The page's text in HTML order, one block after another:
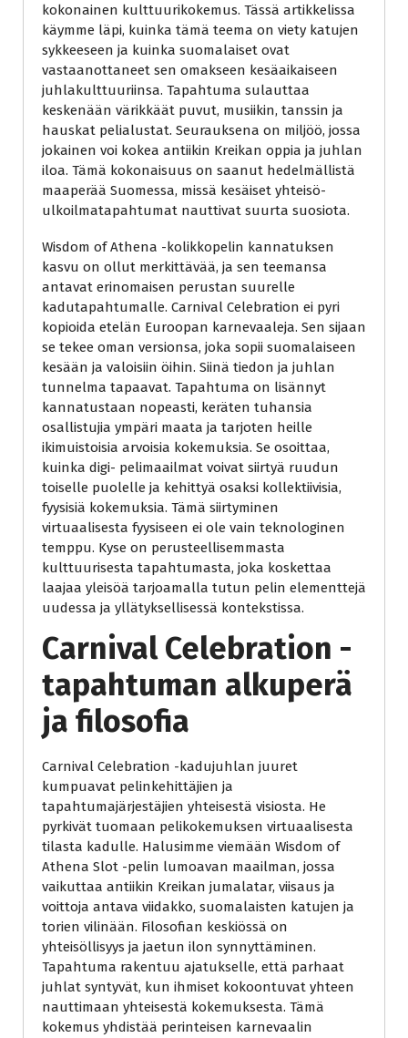
kokonainen kulttuurikokemus. Tässä artikkelissa
käymme läpi, kuinka tämä teema on viety katujen
sykkeeseen ja kuinka suomalaiset ovat
vastaanottaneet sen omakseen kesäaikaiseen
juhlakulttuuriinsa. Tapahtuma sulauttaa
keskenään värikkäät puvut, musiikin, tanssin ja
hauskat pelialustat. Seurauksena on miljöö, jossa
jokainen voi kokea antiikin Kreikan oppia ja juhlan
iloa. Tämä kokonaisuus on saanut hedelmällistä
maaperää Suomessa, missä kesäiset yhteisö-
ulkoilmatapahtumat nauttivat suurta suosiota.
Wisdom of Athena -kolikkopelin kannatuksen
kasvu on ollut merkittävää, ja sen teemansa
antavat erinomaisen perustan suurelle
kadutapahtumalle. Carnival Celebration ei pyri
kopioida etelän Euroopan karnevaaleja. Sen sijaan
se tekee oman versionsa, joka sopii suomalaiseen
kesään ja valoisiin öihin. Siinä tiedon ja juhlan
tunnelma tapaavat. Tapahtuma on lisännyt
kannatustaan nopeasti, keräten tuhansia
osallistujia ympäri maata ja tarjoten heille
ikimuistoisia arvoisia kokemuksia. Se osoittaa,
kuinka digi- pelimaailmat voivat siirtyä ruudun
toiselle puolelle ja kehittyä osaksi kollektiivisia,
fyysisiä kokemuksia. Tämä siirtyminen
virtuaalisesta fyysiseen ei ole vain teknologinen
temppu. Kyse on perusteellisemmasta
kulttuurisesta tapahtumasta, joka koskettaa
laajaa yleisöä tarjoamalla tutun pelin elementtejä
uudessa ja yllätyksellisessä kontekstissa.
Carnival Celebration -
tapahtuman alkuperä
ja filosofia
Carnival Celebration -kadujuhlan juuret
kumpuavat pelinkehittäjien ja
tapahtumajärjestäjien yhteisestä visiosta. He
pyrkivät tuomaan pelikokemuksen virtuaalisesta
tilasta kadulle. Halusimme viemään Wisdom of
Athena Slot -pelin lumoavan maailman, jossa
vaikuttaa antiikin Kreikan jumalatar, viisaus ja
voittoja antava viidakko, suomalaisten katujen ja
torien vilinään. Filosofian keskiössä on
yhteisöllisyys ja jaetun ilon synnyttäminen.
Tapahtuma rakentuu ajatukselle, että parhaat
juhlat syntyvät, kun ihmiset kokoontuvat yhteen
nauttimaan yhteisestä kokemuksesta. Tämä
kokemus yhdistää perinteisen karnevaalin